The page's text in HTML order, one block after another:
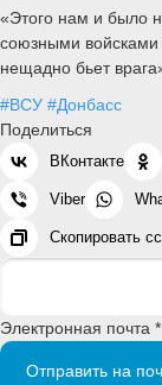
«Этого нам и было
союзными войсками
нещадно бьет
#ВСУ #Донбасс
Поделиться
ВКонтакте
Viber
Скопировать
Электронная почта *
Отправить на